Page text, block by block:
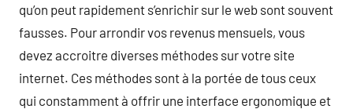
qu’on peut rapidement s’enrichir sur le web sont souvent
fausses. Pour arrondir vos revenus mensuels, vous
devez accroitre diverses méthodes sur votre site
internet. Ces méthodes sont à la portée de tous ceux
qui constamment à offrir une interface ergonomique et